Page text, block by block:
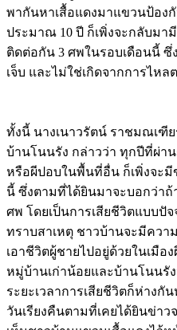
พากันหาเสื้อแดงมาแขวนป้อง
ประมาณ 10 ปี ก็เพิ่งจะกลับมา
ติดต่อกัน 3 ศพในรอบเดือนนี้ ซึ่
เจ็บ และไม่ใช่เกิดจากการไหล
ทั้งนี้ นางเนาวรัตน์ ราชมณเฑีย
บ้านโนนรัง กล่าวว่า ทุกปีที่ผ่า
หรือผีปอบในพื้นที่อื่น ก็เพิ่งจะมี
นี้ ซึ่งตามที่ได้ยินมาจะบอกว่า
ศพ โดยเป็นการเสียชีวิตแบบปั
ทราบสาเหตุ ชาวบ้านจะมีควา
เอาชีวิตผู้ชายไปอยู่ด้วยในเมื
หมู่บ้านเก่าน้อยและบ้านโนนรั
ระยะเวลาการเสียชีวิตก็ห่างกั
วันเรียงคืนตามที่เคยได้ยินข่า